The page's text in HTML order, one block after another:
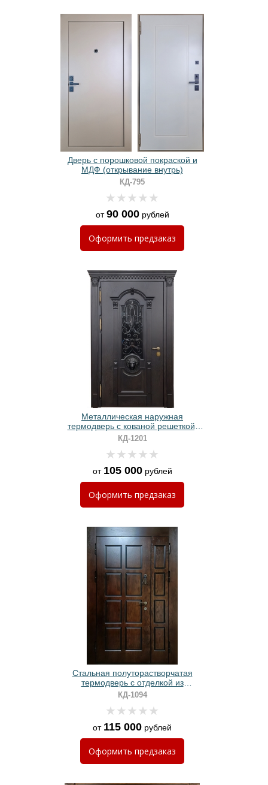
Дверь с порошковой покраской и
МДФ (открывание внутрь)
КД-795
от90 000рублей
Оформить предзаказ
Металлическая наружная
термодверь с кованой решеткой,
капителями, стеклом, декором
«лев» и отделкой МДФ
КД-1201
от 105 000рублей
Оформить предзаказ
Стальная полуторастворчатая
термодверь с отделкой из
фрезерованных плит МДФ со
шпоном
КД-1094
от 115 000 рублей
Оформить предзаказ